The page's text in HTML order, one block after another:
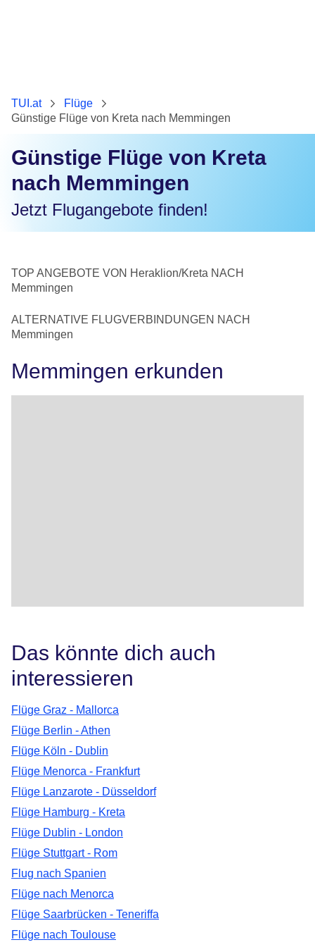
TUI.at
Flüge
Günstige Flüge von Kreta nach Memmingen
Günstige Flüge von Kreta
nach Memmingen
Jetzt Flugangebote finden!
TOP ANGEBOTE VON Heraklion/Kreta NACH
Memmingen
ALTERNATIVE FLUGVERBINDUNGEN NACH
Memmingen
Memmingen erkunden
Das könnte dich auch
interessieren
Flüge Graz - Mallorca
Flüge Berlin - Athen
Flüge Köln - Dublin
Flüge Menorca - Frankfurt
Flüge Lanzarote - Düsseldorf
Flüge Hamburg - Kreta
Flüge Dublin - London
Flüge Stuttgart - Rom
Flug nach Spanien
Flüge nach Menorca
Flüge Saarbrücken - Teneriffa
Flüge nach Toulouse